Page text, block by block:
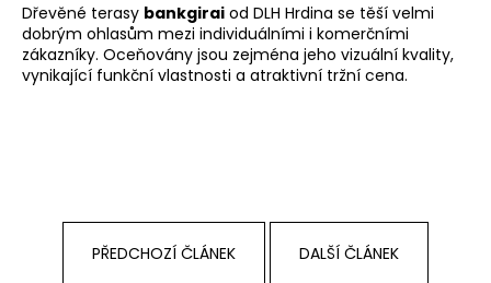
Dřevěné terasy bankgirai od DLH Hrdina se těší velmi
dobrým ohlasům mezi individuálními i komerčními
zákazníky. Oceňovány jsou zejména jeho vizuální kvality,
vynikající funkční vlastnosti a atraktivní tržní cena.
PŘEDCHOZÍ ČLÁNEK DALŠÍ ČLÁNEK